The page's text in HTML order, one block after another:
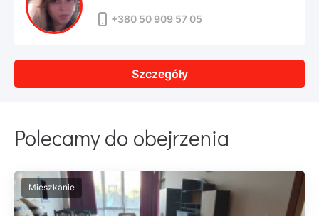
+380 50 909 57 05
Szczegóły
Polecamy do obejrzenia
Mieszkanie